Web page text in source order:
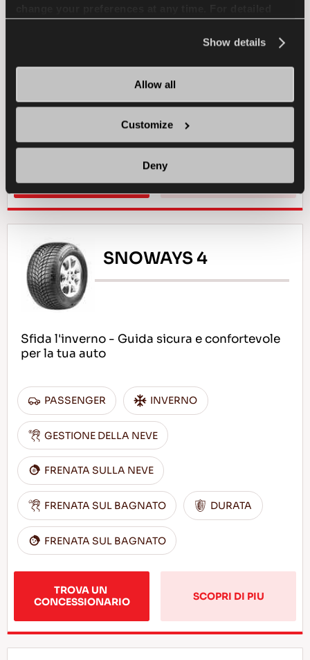
Show details
Allow all
Customize
Deny
DURATA
TRAZIONE SUL FANGO
SNOWAYS 4
Sfida l'inverno - Guida sicura e confortevole
per la tua auto
PASSENGER INVERNO
GESTIONE DELLA NEVE
FRENATA SULLA NEVE
FRENATA SUL BAGNATO DURATA
FRENATA SUL BAGNATO
TROVA UN
CONCESSIONARIO
SCOPRI DI PIU